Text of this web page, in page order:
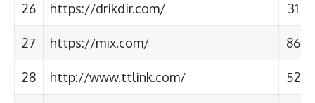
26 https://drikdir.com/ 31
27 https://mix.com/ 86
28 http://www.ttlink.com/ 52